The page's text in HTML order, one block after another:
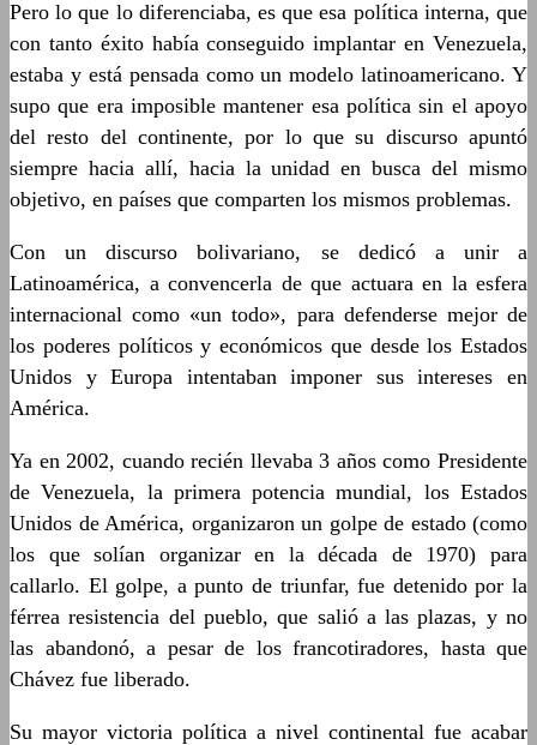
Pero lo que lo diferenciaba, es que esa política interna, que
con tanto éxito había conseguido implantar en Venezuela,
estaba y está pensada como un modelo latinoamericano. Y
supo que era imposible mantener esa política sin el apoyo
del resto del continente, por lo que su discurso apuntó
siempre hacia allí, hacia la unidad en busca del mismo
objetivo, en países que comparten los mismos problemas.
Con un discurso bolivariano, se dedicó a unir a
Latinoamérica, a convencerla de que actuara en la esfera
internacional como «un todo», para defenderse mejor de
los poderes políticos y económicos que desde los Estados
Unidos y Europa intentaban imponer sus intereses en
América.
Ya en 2002, cuando recién llevaba 3 años como Presidente
de Venezuela, la primera potencia mundial, los Estados
Unidos de América, organizaron un golpe de estado (como
los que solían organizar en la década de 1970) para
callarlo. El golpe, a punto de triunfar, fue detenido por la
férrea resistencia del pueblo, que salió a las plazas, y no
las abandonó, a pesar de los francotiradores, hasta que
Chávez fue liberado.
Su mayor victoria política a nivel continental fue acabar